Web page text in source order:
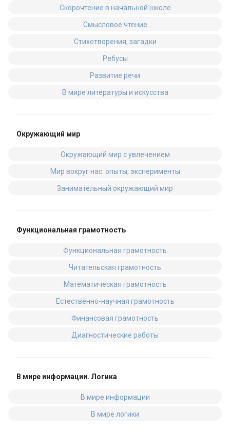
Скорочтение в начальной школе
Смысловое чтение
Стихотворения, загадки
Ребусы
Развитие речи
В мире литературы и искусства
Окружающий мир
Окружающий мир с увлечением
Мир вокруг нас: опыты, эксперименты
Занимательный окружающий мир
Функциональная грамотность
Функциональная грамотность
Читательская грамотность
Математическая грамотность
Естественно-научная грамотность
Финансовая грамотность
Диагностические работы
В мире информации. Логика
В мире информации
В мире логики